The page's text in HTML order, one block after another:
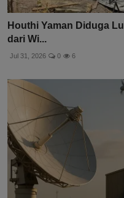
Houthi Yaman Diduga
dari Wi...
Jul 31, 2026 0 6